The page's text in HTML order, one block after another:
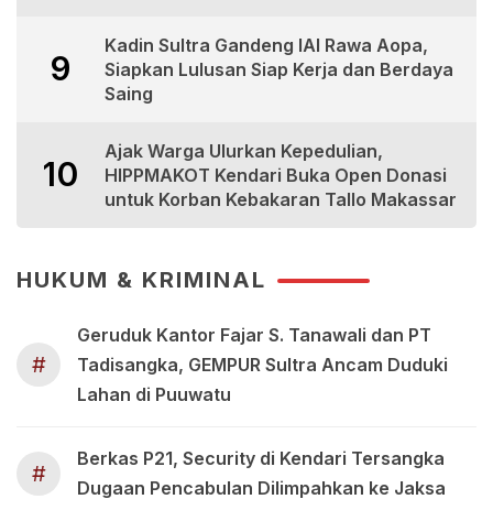
9
Kadin Sultra Gandeng IAI Rawa Aopa,
Siapkan Lulusan Siap Kerja dan Berdaya
Saing
10
Ajak Warga Ulurkan Kepedulian,
HIPPMAKOT Kendari Buka Open Donasi
untuk Korban Kebakaran Tallo Makassar
HUKUM & KRIMINAL
#
Geruduk Kantor Fajar S. Tanawali dan PT
Tadisangka, GEMPUR Sultra Ancam Duduki
Lahan di Puuwatu
#
Berkas P21, Security di Kendari Tersangka
Dugaan Pencabulan Dilimpahkan ke Jaksa